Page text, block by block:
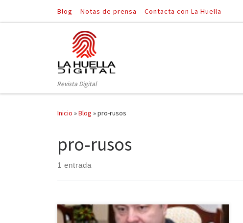
Saltar al contenido
Blog Notas de prensa Contacta con La Huella
Revista Digital
Inicio »Blog »pro-rusos
pro-rusos
1 entrada